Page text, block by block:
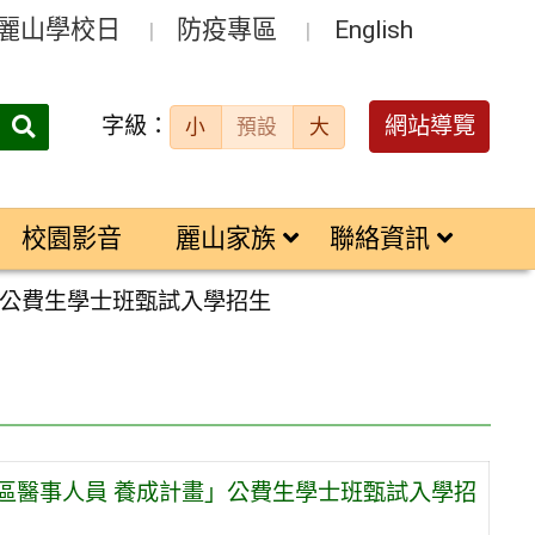
山學校日 防疫專區 English
搜
字級： 小 預設 大 網站導覽
校園影音 麗山家族 聯絡資訊
費生學士班甄試入學招生
事人員 養成計畫」公費生學士班甄試入學招